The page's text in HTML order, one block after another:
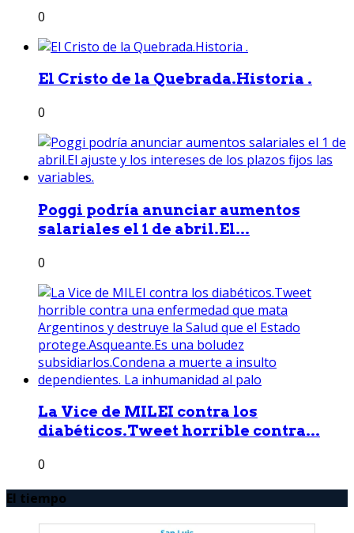
0
El Cristo de la Quebrada.Historia .
0
Poggi podría anunciar aumentos
salariales el 1 de abril.El...
0
La Vice de MILEI contra los
diabéticos.Tweet horrible contra...
0
El tiempo